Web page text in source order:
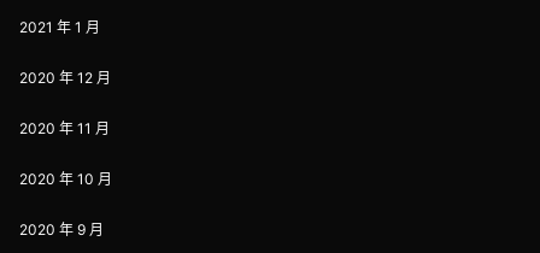
2021 年 1 月
2020 年 12 月
2020 年 11 月
2020 年 10 月
2020 年 9 月